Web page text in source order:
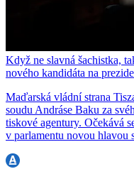
Když ne slavná šachistka,
nového kandidáta na
Maďarská vládní strana
soudu Andráse Baku za
tiskové agentury. Očekává
v parlamentu novou hlavou